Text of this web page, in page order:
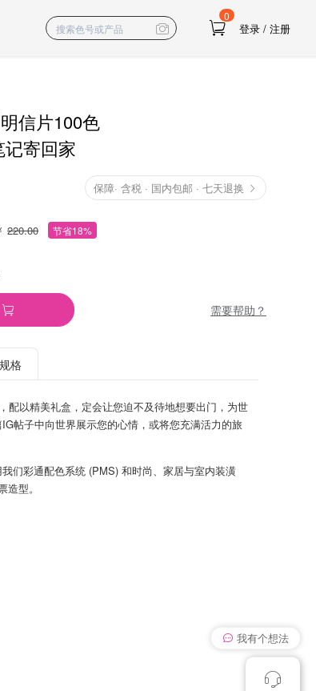
0
登录 / 注册
信片100色
寄回家
保障· 含税 · 国内包邮 · 七天退换
220.00 节省18%
需要帮助？
格
配以精美礼盒，定会让您迫不及待地想要出门，为世
帖子中向世界展示您的心情，或将您充满活力的旅
们彩通配色系统 (PMS) 和时尚、家居与室内装潢
型。
我有个想法